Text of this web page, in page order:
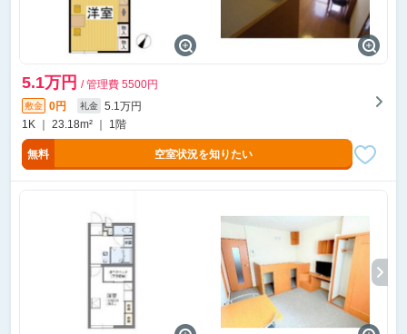
5.1万円 / 管理費 5500円
敷金 0円 礼金
5.1万円
1K ｜ 23.18m² ｜ 1階
無料 空室状況を知りたい